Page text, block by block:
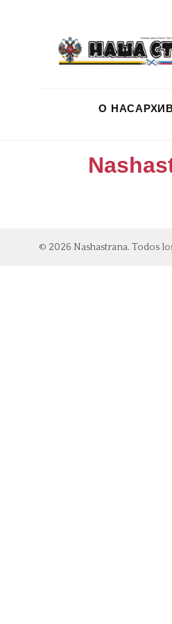
О НАС
© 2026 Nashastrana. Todos